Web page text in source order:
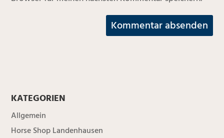
KATEGORIEN
Allgemein
Horse Shop Landenhausen